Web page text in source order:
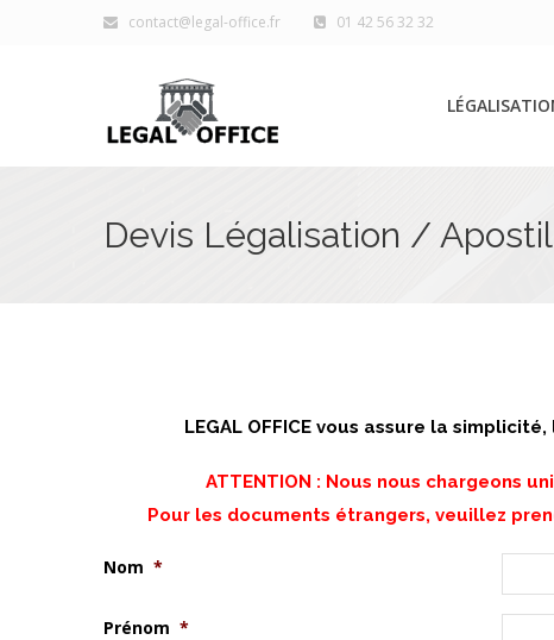
contact@legal-office.fr 01 42 56 32 32
Devis Légalisation /
LEGAL OFFICE vous assure la
ATTENTION : Nous nous chargeons
Pour les documents étrangers, veuillez
Nom *
Prénom *